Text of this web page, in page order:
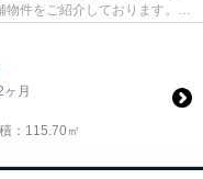
件をご紹介しております。
ヶ月
：115.70㎡